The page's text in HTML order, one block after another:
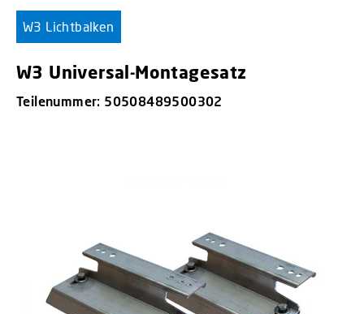
W3 Lichtbalken
W3 Universal-Montagesatz
Teilenummer: 50508489500302